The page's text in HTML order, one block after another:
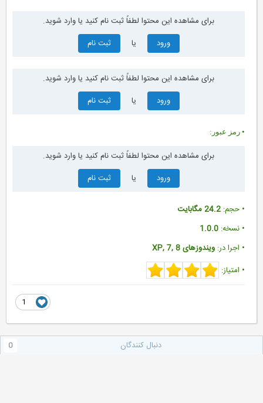
برای مشاهده این محتوا لطفاً ثبت نام کنید یا وارد شوید.
ورود
ثبت نام
برای مشاهده این محتوا لطفاً ثبت نام کنید یا وارد شوید.
ورود
ثبت نام
• رمز عبور:
برای مشاهده این محتوا لطفاً ثبت نام کنید یا وارد شوید.
ورود
ثبت نام
• حجم:24.2 مگابایت
• نسخه:1.0.0
• اجرا در:ویندوزهای XP, 7, 8
• امتیاز:
دنبال کنندگان